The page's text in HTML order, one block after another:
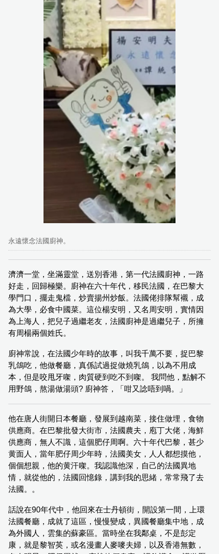
永遠懷念法國廚神。
濟濟一堂，坐滿靈堂，送別香港，第一代法國廚神，一路
好走，回歸極樂。廚神在六十年代，移民法國，在巴黎大
學門口，擺走鬼檔，炒賣揚州炒飯。法國佬排隊幫襯，成
為大學，必食中國菜。這位楊安明，又名周安明，實情因
為上海人，把兒子過繼老友，法國廚神是過繼兒子，所擁
有周楊兩個姓氏。
廚神常說，在法國少年時的故事，叫我千萬不要，捉巴黎
乳鴿吃，他做餐廳，真係試過捉做燒乳鴿，以為不用成
本，但是咬甩牙㗎，肉質硬到吃不到㗎。 我問他，點解不
用野鴿，熬湯做湯頭? 廚神答，「咁又諗唔到喎。」
他在唐人街開日本餐廳，發展到越南菜，接住做埋，食物
供應商。在巴黎批發大街市，法國農夫，庖丁大佬，海鮮
供應商，無人不識，這個肥仔周啊。六十年代巴黎，甚少
黄面人，當年肥仔周少年時，法國美女，人人都想摸他，
個個想親，他的黄汗㗎。我認識他深，自己的法國異地
情，就從他的，法國回憶錄，講到我的思緒，常常飛了去
法國。。
話說在90年代中，他回來在士丹頓街，開設第一間，上環
法國餐廳，成就了這區，慢慢變成，異國餐廳集中地，成
為外國人，雲集的蘇豪區。當時坐在我鄰桌，不是彭定
康，就是黎智英，或名漫畫人麥嘜夫婦，以及香港無數，